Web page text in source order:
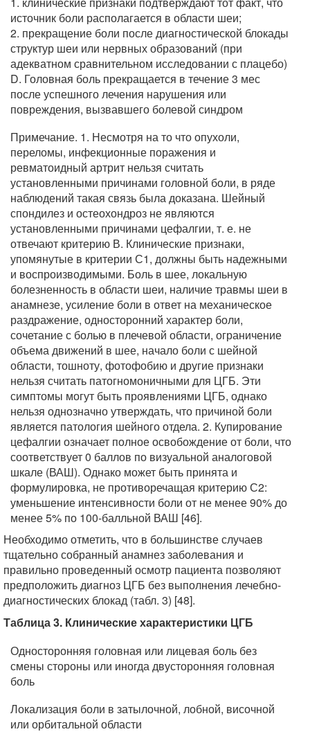
источник боли располагается в области шеи;
2. прекращение боли после диагностической блокады
структур шеи или нервных образований (при
адекватном сравнительном исследовании с плацебо)
D. Головная боль прекращается в течение 3 мес
после успешного лечения нарушения или
повреждения, вызвавшего болевой синдром
Примечание. 1. Несмотря на то что опухоли,
переломы, инфекционные поражения и
ревматоидный артрит нельзя считать
установленными причинами головной боли, в ряде
наблюдений такая связь была доказана. Шейный
спондилез и остеохондроз не являются
установленными причинами цефалгии, т. е. не
отвечают критерию В. Клинические признаки,
упомянутые в критерии С1, должны быть надежными
и воспроизводимыми. Боль в шее, локальную
болезненность в области шеи, наличие травмы шеи в
анамнезе, усиление боли в ответ на механическое
раздражение, односторонний характер боли,
сочетание с болью в плечевой области, ограничение
объема движений в шее, начало боли с шейной
области, тошноту, фотофобию и другие признаки
нельзя считать патогномоничными для ЦГБ. Эти
симптомы могут быть проявлениями ЦГБ, однако
нельзя однозначно утверждать, что причиной боли
является патология шейного отдела. 2. Купирование
цефалгии означает полное освобождение от боли, что
соответствует 0 баллов по визуальной аналоговой
шкале (ВАШ). Однако может быть принята и
формулировка, не противоречащая критерию С2:
уменьшение интенсивности боли от не менее 90% до
менее 5% по 100-балльной ВАШ [46].
Необходимо отметить, что в большинстве случаев
тщательно собранный анамнез заболевания и
правильно проведенный осмотр пациента позволяют
предположить диагноз ЦГБ без выполнения лечебно-
диагностических блокад (табл. 3) [48].
Таблица 3. Клинические характеристики ЦГБ
Односторонняя головная или лицевая боль без
смены стороны или иногда двусторонняя головная
боль
Локализация боли в затылочной, лобной, височной
или орбитальной области